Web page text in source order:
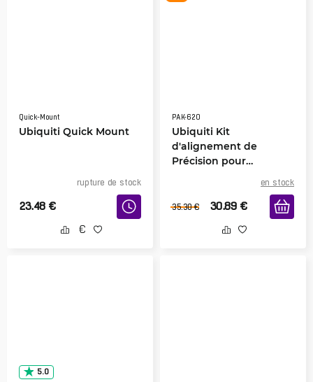
Quick-Mount
Ubiquiti Quick Mount
rupture de stock
23.48 €
PAK-620
Ubiquiti Kit
d'alignement de
Précision pour
en stock
35.30 € 30.89 €
5.0